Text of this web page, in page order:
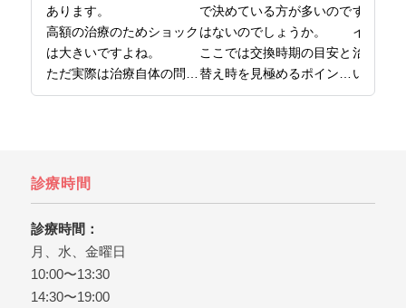
あります。
高額の治療のためショック
は大きいですよね。
ただ実際は治療自体の問題
というより、事前の確認、
知っておきたいことを解説
日本橋で歯医者をお探しな
ら、日本橋グリーン歯科ま
でどうぞ。
で決めている方が多いので
はないのでしょうか。
ここでは交換時期の目安と
替え時を見極めるポイント
をまとめています。
す。
インプ
治療で
い理由
があり
診療時間
診療時間：
月、水、金曜日
10:00〜13:30
14:30〜19:00